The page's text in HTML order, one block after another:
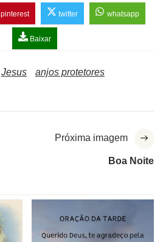
pinterest twitter whatsapp
Baixar
Jesus
anjos protetores
Próxima imagem
Boa Noite